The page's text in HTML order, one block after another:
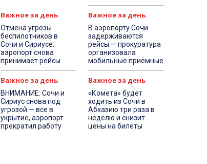
Важное за день
Отмена угрозы
беспилотников в
Сочи и Сириусе:
аэропорт снова
принимает рейсы
Важное за день
В аэропорту Сочи
задерживаются
рейсы — прокуратура
организовала
мобильные приёмные
Важное за день
ВНИМАНИЕ: Сочи и
Сириус снова под
угрозой — все в
укрытие, аэропорт
прекратил работу
Важное за день
«Комета» будет
ходить из Сочи в
Абхазию три раза в
неделю и снизит
цены на билеты